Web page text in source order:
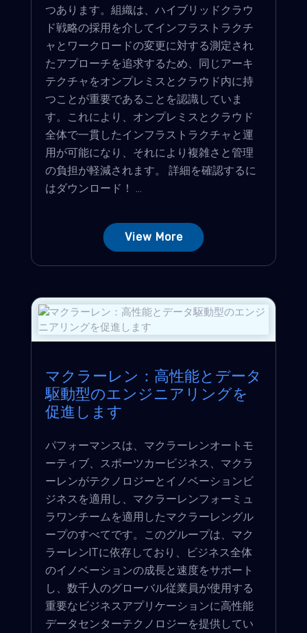
つあります。組織は、ハイブリッドクラウ
ド戦略の採用を介してインフラストラクチ
ャとワークロードの変更に対する測定され
たアプローチを追求するため、同じアーキ
テクチャをオンプレミスとクラウド内に持
つことが重要であることを認識していま
す。これにより、オンプレミスとクラウド
全体で一貫したインフラストラクチャと運
用が可能になり、それにより複雑さと管理
の負担が軽減されます。 詳細を確認するに
はダウンロード！ ...
View More
マクラーレン：高性能とデータ
駆動型のエンジニアリングを
促進します
パフォーマンスは、マクラーレンオートモ
ーティブ、スポーツカービジネス、マクラ
ーレンがテクノロジーとイノベーションビ
ジネスを適用し、マクラーレンフォーミュ
ラワンチームを適用したマクラーレングル
ープのすべてです。このグループは、マク
ラーレンITに依存しており、ビジネス全体
のイノベーションの成長と速度をサポート
し、数千人のグローバル従業員が使用する
重要なビジネスアプリケーションに高性能
データセンターテクノロジーを提供してい